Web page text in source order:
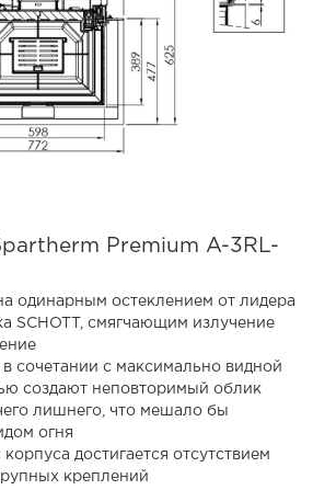
Premium A-3RL-
одинарным остеклением от лидера
SCHOTT, смягчающим излучение
сочетании с максимально видной
создают неповторимый облик
лишнего, что мешало бы
огня
корпуса достигается отсутствием
креплений